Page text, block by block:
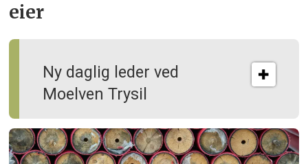
eier
Ny daglig leder ved
Moelven Trysil